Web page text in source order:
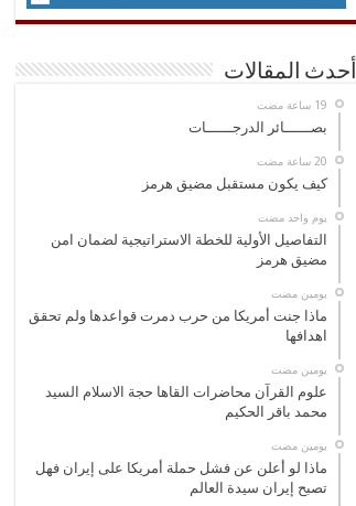
أحدث المقالات
بصــــــائر الدرجــــــات
كيف يكون مستقبل مضيق هرمز
‏يوم واحد مضت
التفاصيل الأولية للخطة الاستراتيجية لضمان امن
مضيق هرمز
‏يومين مضت
ماذا جنت أمريكا من حرب دمرت قواعدها ولم تحقق
اهدافها
‏يومين مضت
علوم القرآن محاضرات القاها حجة الاسلام السيد
محمد باقر الحكيم
‏يومين مضت
ماذا لو أعلن عن فشل حملة أمريكا على إيران فهل
تصبح إيران سيدة العالم